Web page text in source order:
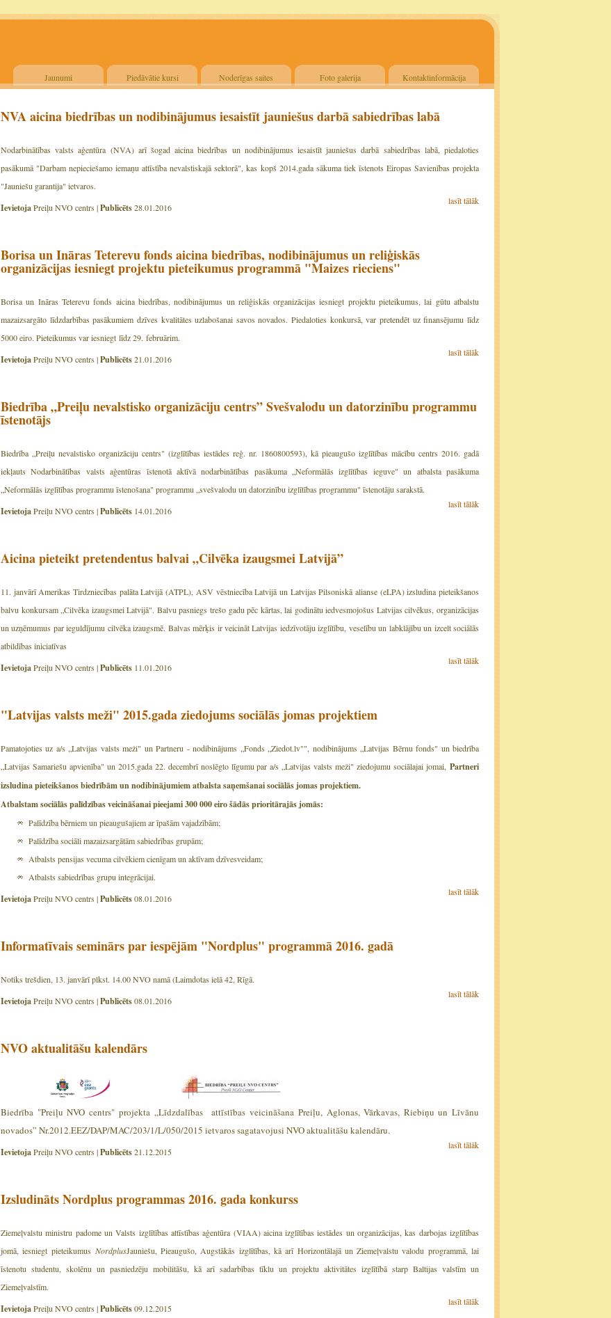
Jaunumi Piedāvātie kursi Noderīgas saites Foto galerija Kontaktinformācija
NVA aicina biedrības un nodibinājumus iesaistīt jauniešus darbā sabiedrības labā
Nodarbinātības valsts aģentūra (NVA) arī šogad aicina biedrības un nodibinājumus iesaistīt jauniešus darbā sabiedrības labā, piedaloties
pasākumā "Darbam nepieciešamo iemaņu attīstība nevalstiskajā sektorā", kas kopš 2014.gada sākuma tiek īstenots Eiropas Savienības projekta
"Jauniešu garantija" ietvaros.
lasīt tālāk
IevietojaPreiļu NVO centrs |Publicēts28.01.2016
Borisa un Ināras Teterevu fonds aicina biedrības, nodibinājumus un reliģiskās
organizācijas iesniegt projektu pieteikumus programmā "Maizes rieciens"
Borisa un Ināras Teterevu fonds aicina biedrības, nodibinājumus un reliģiskās organizācijas iesniegt projektu pieteikumus, lai gūtu atbalstu
mazaizsargāto līdzdarbības pasākumiem dzīves kvalitātes uzlabošanai savos novados. Piedaloties konkursā, var pretendēt uz finansējumu līdz
5000 eiro. Pieteikumus var iesniegt līdz 29. februārim.
lasīt tālāk
IevietojaPreiļu NVO centrs |Publicēts21.01.2016
Biedrība „Preiļu nevalstisko organizāciju centrs” Svešvalodu un datorzinību programmu
īstenotājs
Biedrība „Preiļu nevalstisko organizāciju centrs" (izglītības iestādes reģ. nr. 1860800593), kā pieaugušo izglītības mācību centrs 2016. gadā
iekļauts Nodarbinātības valsts aģentūras īstenotā aktīvā nodarbinātības pasākuma „Neformālās izglītības ieguve" un atbalsta pasākuma
„Neformālās izglītības programmu īstenošana" programmu „svešvalodu un datorzinību izglītības programmu" īstenotāju sarakstā.
lasīt tālāk
IevietojaPreiļu NVO centrs |Publicēts 14.01.2016
Aicina pieteikt pretendentus balvai „Cilvēka izaugsmei Latvijā”
11. janvārī Amerikas Tirdzniecības palāta Latvijā (ATPL), ASV vēstniecība Latvijā un Latvijas Pilsoniskā alianse (eLPA) izsludina pieteikšanos
balvu konkursam „Cilvēka izaugsmei Latvijā". Balvu pasniegs trešo gadu pēc kārtas, lai godinātu iedvesmojošus Latvijas cilvēkus, organizācijas
un uzņēmumus par ieguldījumu cilvēka izaugsmē. Balvas mērķis ir veicināt Latvijas iedzīvotāju izglītību, veselību un labklājību un izcelt sociālās
atbildības iniciatīvas
lasīt tālāk
IevietojaPreiļu NVO centrs |Publicēts 11.01.2016
"Latvijas valsts meži" 2015.gada ziedojums sociālās jomas projektiem
Pamatojoties uz a/s „Latvijas valsts meži" un Partneru - nodibinājums „Fonds „Ziedot.lv"", nodibinājums „Latvijas Bērnu fonds" un biedrība
„Latvijas Samariešu apvienība" un 2015.gada 22. decembrī noslēgto līgumu par a/s „Latvijas valsts meži" ziedojumu sociālajai jomai, Partneri
izsludina pieteikšanos biedrībām un nodibinājumiem atbalsta saņemšanai sociālās jomas projektiem.
Atbalstam sociālās palīdzības veicināšanai pieejami 300 000 eiro šādās prioritārajās jomās:
Palīdzība bērniem un pieaugušajiem ar īpašām vajadzībām;
Palīdzība sociāli mazaizsargātām sabiedrības grupām;
Atbalsts pensijas vecuma cilvēkiem cienīgam un aktīvam dzīvesveidam;
Atbalsts sabiedrības grupu integrācijai.
lasīt tālāk
IevietojaPreiļu NVO centrs |Publicēts08.01.2016
Informatīvais seminārs par iespējām "Nordplus" programmā 2016. gadā
Notiks trešdien, 13. janvārī plkst. 14.00 NVO namā (Laimdotas ielā 42, Rīgā.
lasīt tālāk
IevietojaPreiļu NVO centrs |Publicēts08.01.2016
NVO aktualitāšu kalendārs
Biedrība "Preiļu NVO centrs" projekta „Līdzdalības attīstības veicināšanaPreiļu, Aglonas, Vārkavas, Riebiņu un Līvānu
novados” Nr.2012.EEZ/DAP/MAC/203/1/L/050/2015 ietvaros sagatavojusi NVO aktualitāšu kalendāru.
lasīt tālāk
IevietojaPreiļu NVO centrs |Publicēts21.12.2015
Izsludināts Nordplus programmas 2016. gada konkurss
Ziemeļvalstu ministru padome un Valsts izglītības attīstības aģentūra (VIAA) aicina izglītības iestādes un organizācijas, kas darbojas izglītības
jomā, iesniegt pieteikumus NordplusJauniešu, Pieaugušo, Augstākās izglītības, kā arī Horizontālajā un Ziemeļvalstu valodu programmā, lai
īstenotu studentu, skolēnu un pasniedzēju mobilitāšu, kā arī sadarbības tīklu un projektu aktivitātes izglītībā starp Baltijas valstīm un
Ziemeļvalstīm.
lasīt tālāk
IevietojaPreiļu NVO centrs |Publicēts09.12.2015